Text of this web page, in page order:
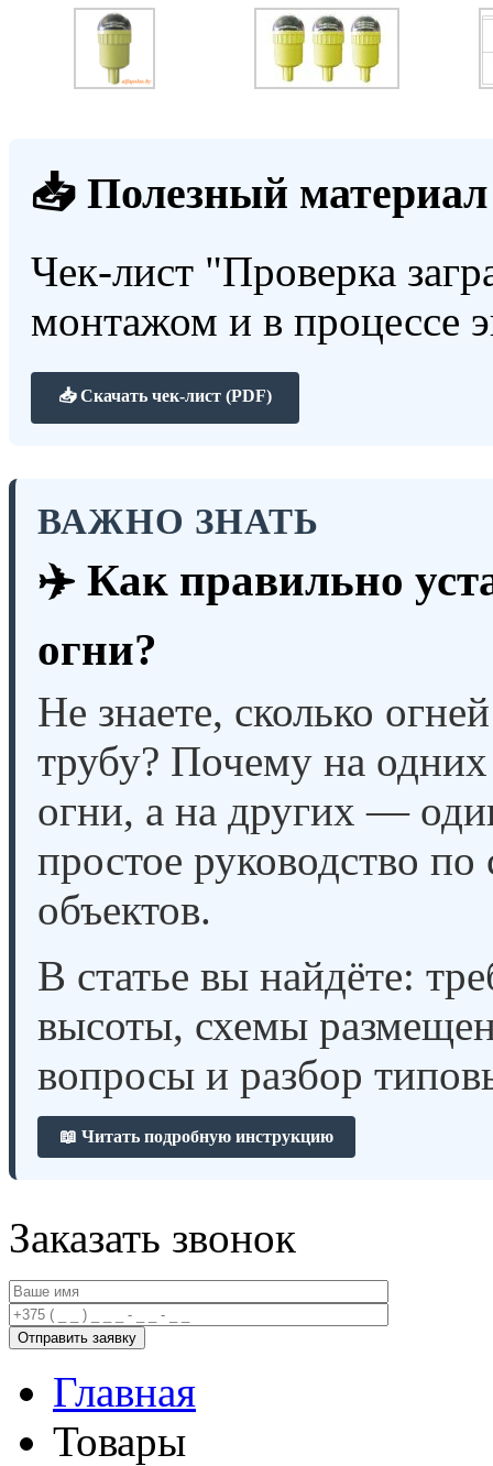
📥 Полезный материал
Чек-лист "Проверка
монтажом и в процессе
📥 Скачать чек-лист (PDF)
ВАЖНО ЗНАТЬ
✈️ Как правильно
огни?
Не знаете, сколько
трубу? Почему на одних
огни, а на других —
простое руководство
объектов.
В статье вы найдёте:
высоты, схемы
вопросы и разбор
📖 Читать подробную инструкцию
Заказать звонок
Главная
Товары